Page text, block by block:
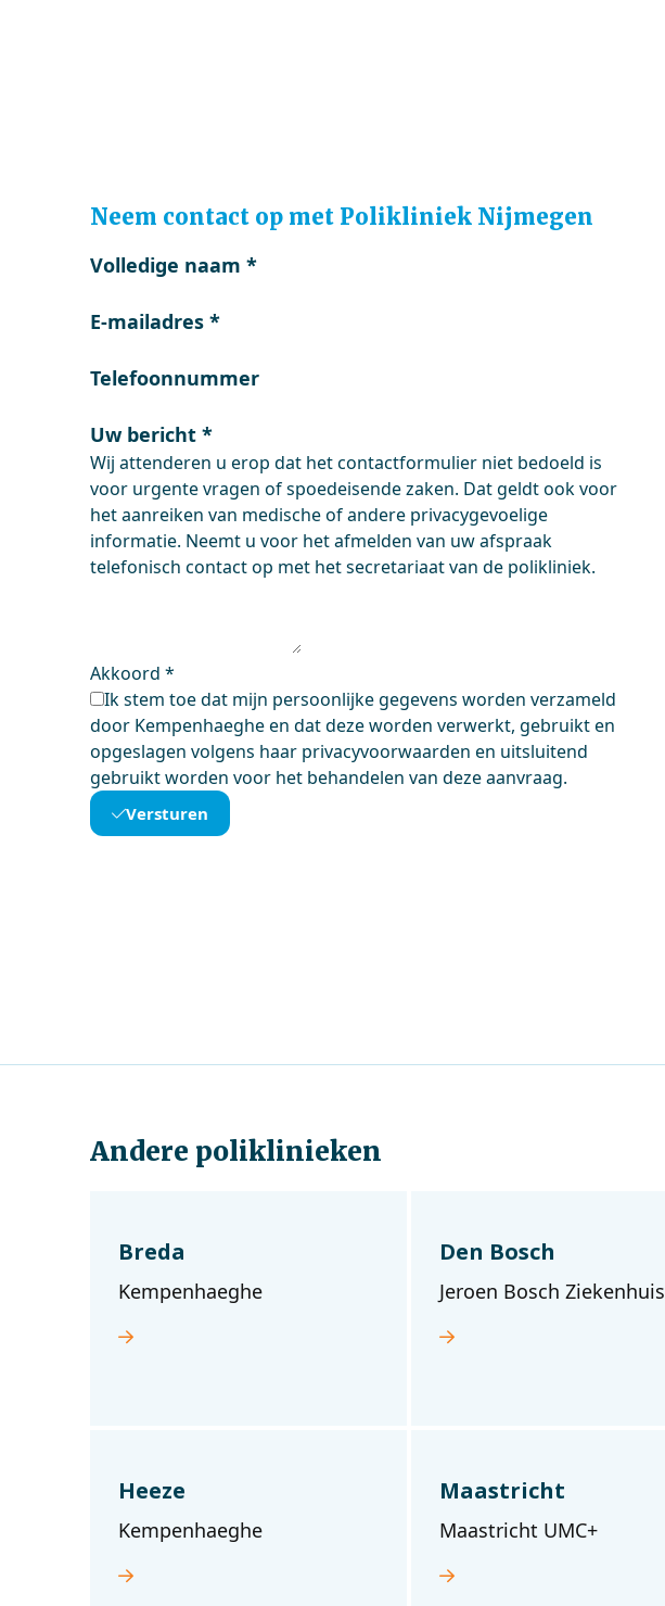
Neem contact op met Polikliniek Nijmegen
Volledige naam*
E-mailadres*
Telefoonnummer
Uw bericht*
Wij attenderen u erop dat het contactformulier niet bedoeld is
voor urgente vragen of spoedeisende zaken. Dat geldt ook voor
het aanreiken van medische of andere privacygevoelige
informatie. Neemt u voor het afmelden van uw afspraak
telefonisch contact op met het secretariaat van de polikliniek.
Akkoord*
Ik stem toe dat mijn persoonlijke gegevens worden verzameld
door Kempenhaeghe en dat deze worden verwerkt, gebruikt en
opgeslagen volgens haar privacyvoorwaarden en uitsluitend
gebruikt worden voor het behandelen van deze aanvraag.
Versturen
Andere poliklinieken
Breda
Kempenhaeghe
Den Bosch
Jeroen Bosch Ziekenhuis
Heeze
Kempenhaeghe
Maastricht
Maastricht UMC+